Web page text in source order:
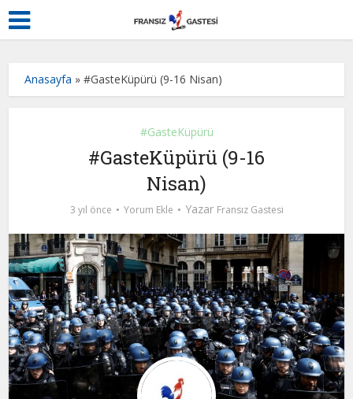
Anasayfa »#GasteKüpürü (9-16 Nisan)
#GasteKüpürü
#GasteKüpürü (9-16
Nisan)
3 yıl önce Yorum Ekle Yazar Fransız Gastesi